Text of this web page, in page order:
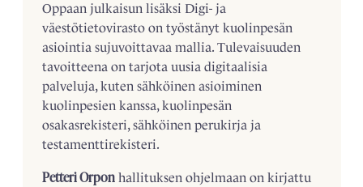
Oppaan julkaisun lisäksi Digi- ja
väestötietovirasto on työstänyt kuolinpesän
asiointia sujuvoittavaa mallia. Tulevaisuuden
tavoitteena on tarjota uusia digitaalisia
palveluja, kuten sähköinen asioiminen
kuolinpesien kanssa, kuolinpesän
osakasrekisteri, sähköinen perukirja ja
testamenttirekisteri.
Petteri Orponhallituksen ohjelmaan on kirjattu